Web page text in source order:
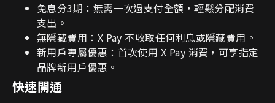
免息分3期：無需一次過支付全額，輕鬆分配消費
支出。
無隱藏費用：X Pay 不收取任何利息或隱藏費用。
新用戶專屬優惠：首次使用 X Pay 消費，可享指定
品牌新用戶優惠。
快速開通